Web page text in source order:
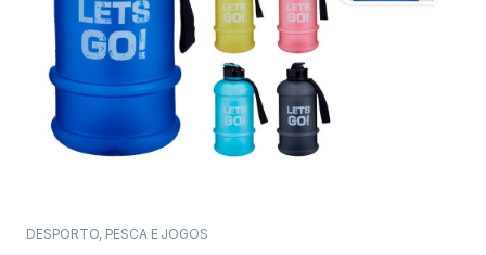
DESPORTO, PESCA E JOGOS